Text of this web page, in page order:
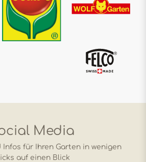
Media
für Ihren Garten in wenigen
auf einen Blick